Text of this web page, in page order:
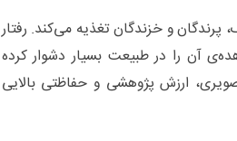
و خزندگان تغذیه می‌کند. رفتار
آن را در طبیعت بسیار دشوار کرده
ارزش پژوهشی و حفاظتی بالایی